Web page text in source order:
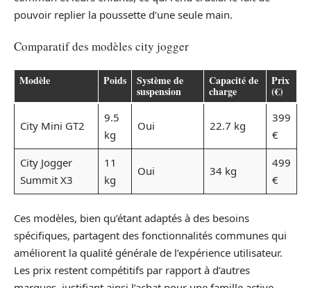
pouvoir replier la poussette d’une seule main.
Comparatif des modèles city jogger
Modèle Poids Système de
suspension
Capacité de
charge
Prix
(€)
City Mini GT2
9.5
kg
Oui 22.7 kg
399
€
City Jogger
Summit X3
11
kg
Oui 34 kg
499
€
Ces modèles, bien qu’étant adaptés à des besoins
spécifiques, partagent des fonctionnalités communes qui
améliorent la qualité générale de l’expérience utilisateur.
Les prix restent compétitifs par rapport à d’autres